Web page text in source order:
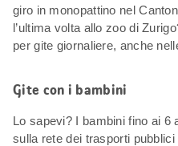
giro in monopattino nel
l’ultima volta allo zoo di
per gite giornaliere, anche
Gite con i bambini
Lo sapevi? I bambini fino ai 6
sulla rete dei trasporti